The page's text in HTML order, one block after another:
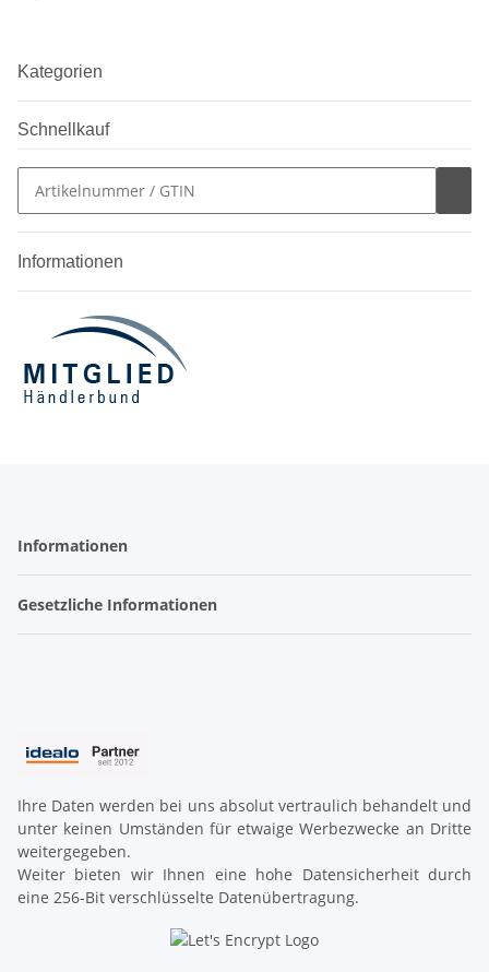
Kategorien
Schnellkauf
Informationen
Informationen
Gesetzliche Informationen
Ihre Daten werden bei uns absolut vertraulich behandelt und
unter keinen Umständen für etwaige Werbezwecke an Dritte
weitergegeben.
Weiter bieten wir Ihnen eine hohe Datensicherheit durch
eine 256-Bit verschlüsselte Datenübertragung.